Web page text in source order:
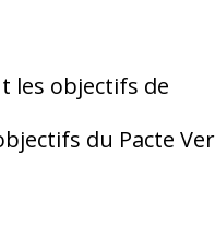
les objectifs de
du Pacte